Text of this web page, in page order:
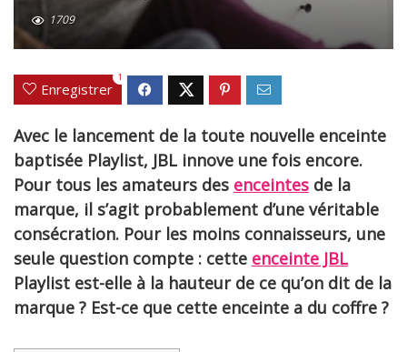
1709
Enregistrer
1
Avec le lancement de la toute nouvelle enceinte
baptisée Playlist, JBL innove une fois encore.
Pour tous les amateurs des enceintes de la
marque, il s’agit probablement d’une véritable
consécration. Pour les moins connaisseurs, une
seule question compte : cette enceinte JBL
Playlist est-elle à la hauteur de ce qu’on dit de la
marque ? Est-ce que cette enceinte a du coffre ?